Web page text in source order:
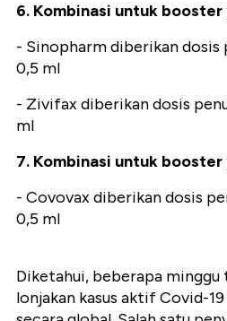
6. Kombinasi untuk
- Sinopharm diberikan dosis
0,5 ml
- Zivifax diberikan dosis
ml
7. Kombinasi untuk
- Covovax diberikan dosis
0,5 ml
Diketahui, beberapa
lonjakan kasus aktif Covid-